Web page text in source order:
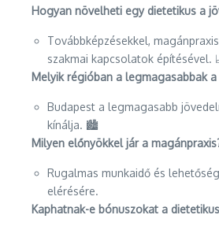
Hogyan növelheti egy dietetikus a
Továbbképzésekkel,
szakmai kapcsolatok építésével.
Melyik régióban a legmagasabbak
Budapest a legmagasabb
kínálja. 🏙️
Milyen előnyökkel jár a
Rugalmas munkaidő és
elérésére.
Kaphatnak-e bónuszokat a